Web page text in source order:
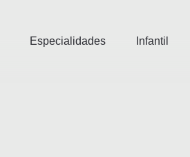
Especialidades Infantil